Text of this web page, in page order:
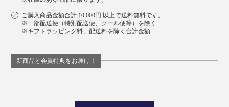
ご購入商品金額合計 10,000円 以上で送料無料です。
※一部配送便（特別配送便、クール便等）を除く
※ギフトラッピング料、配送料を除く合計金額
新商品と会員特典をお届け！